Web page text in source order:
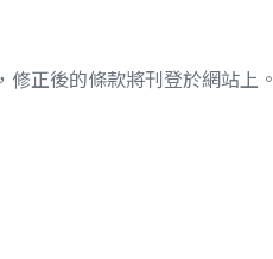
正後的條款將刊登於網站上。